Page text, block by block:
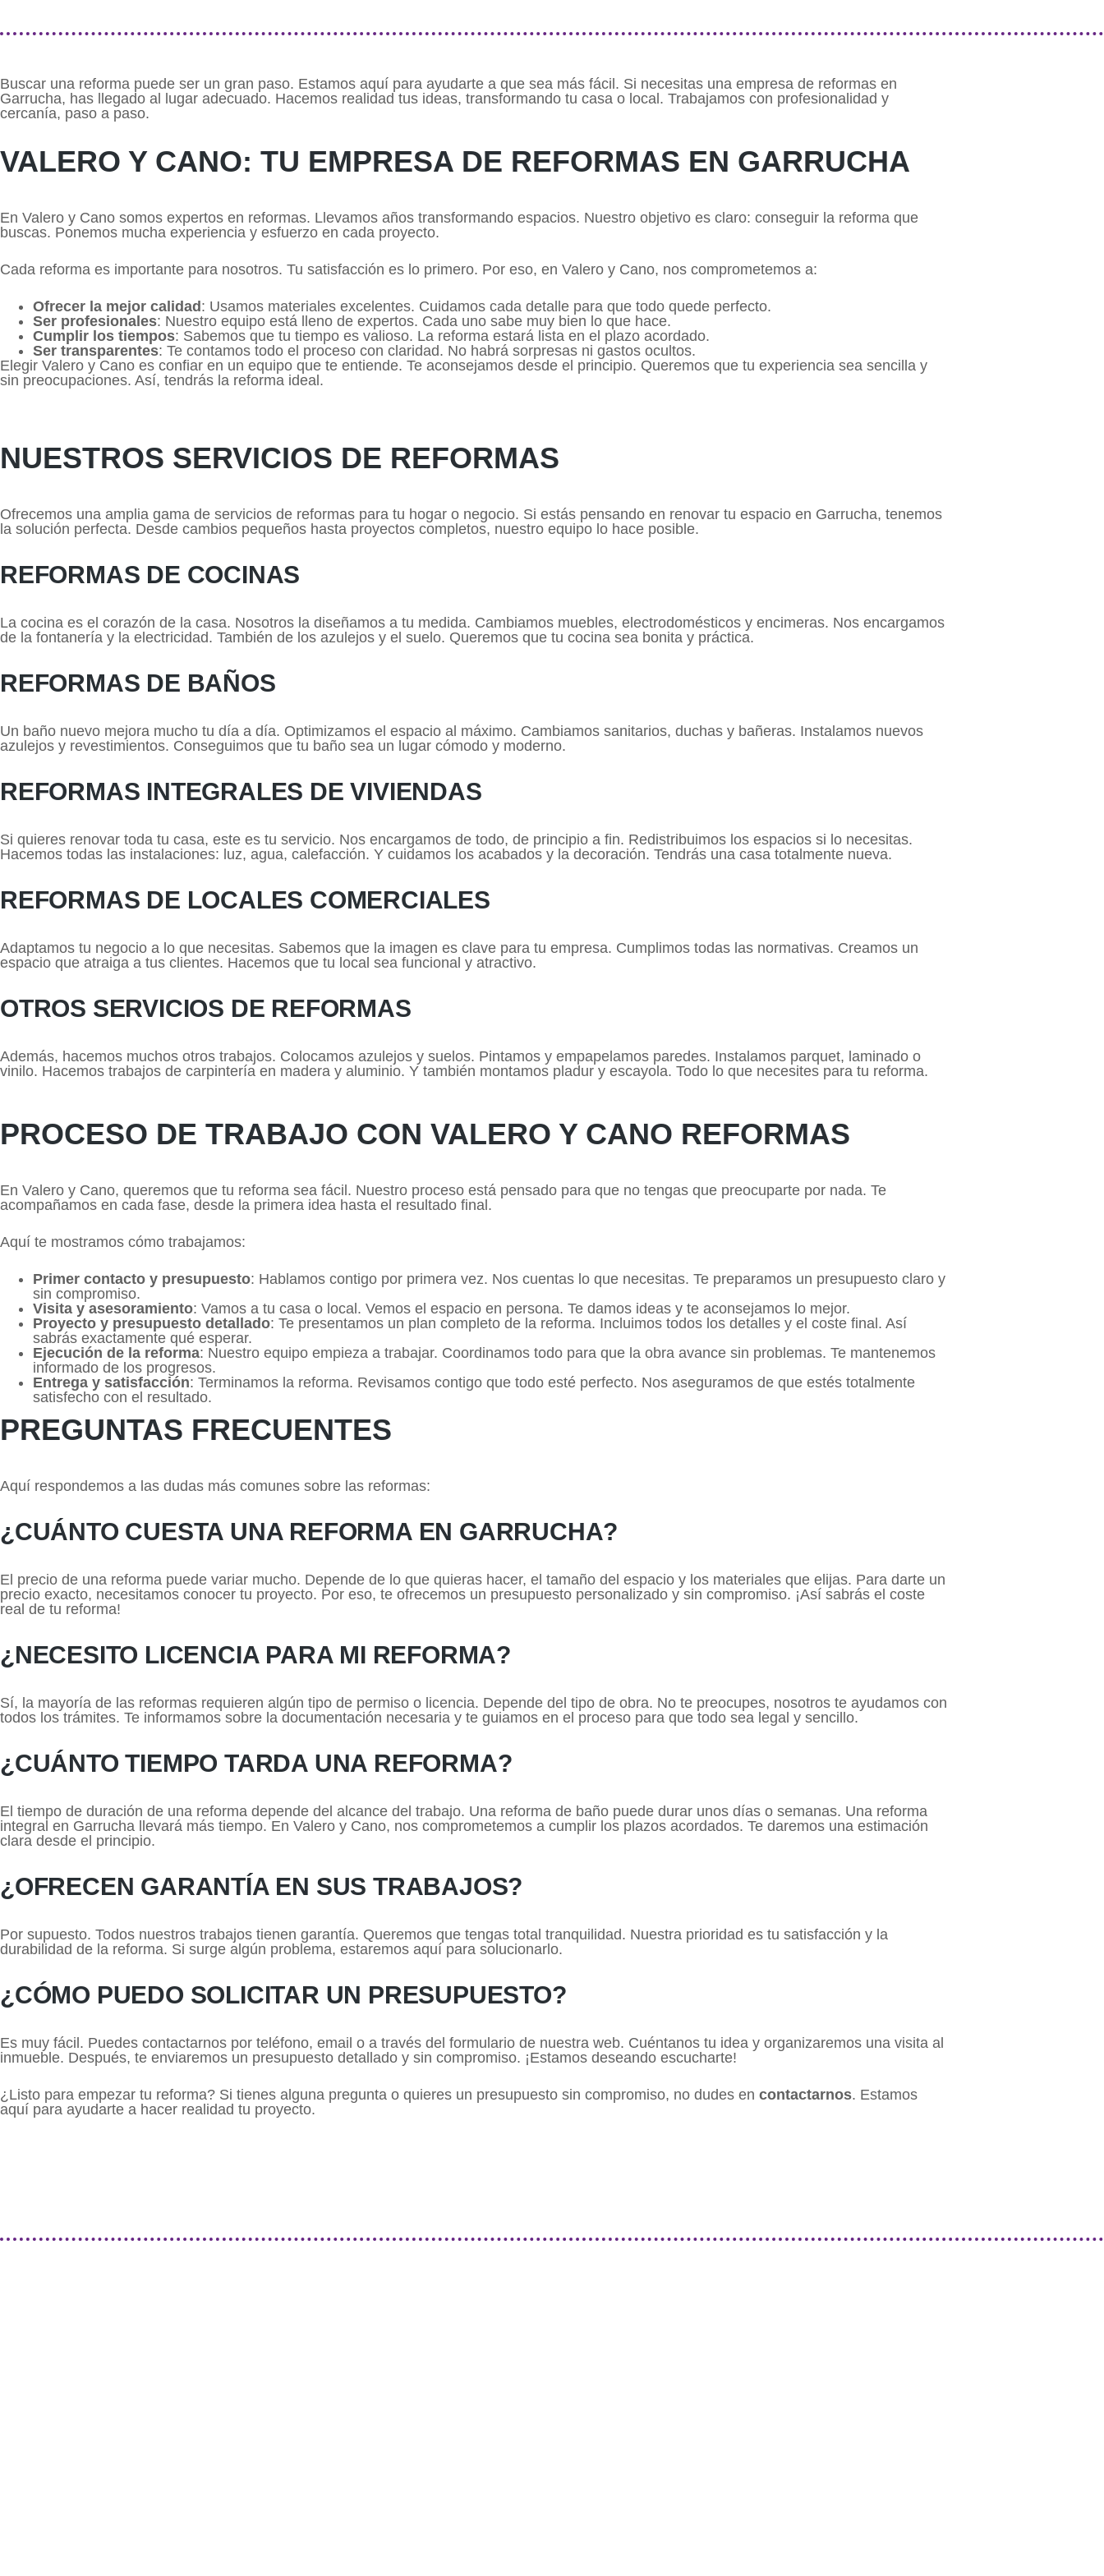
Buscar una reforma puede ser un gran paso. Estamos aquí para ayudarte a que sea más fácil. Si necesitas una empresa de reformas en
Garrucha, has llegado al lugar adecuado. Hacemos realidad tus ideas, transformando tu casa o local. Trabajamos con profesionalidad y
cercanía, paso a paso.
VALERO Y CANO: TU EMPRESA DE REFORMAS EN GARRUCHA
En Valero y Cano somos expertos en reformas. Llevamos años transformando espacios. Nuestro objetivo es claro: conseguir la reforma que
buscas. Ponemos mucha experiencia y esfuerzo en cada proyecto.
Cada reforma es importante para nosotros. Tu satisfacción es lo primero. Por eso, en Valero y Cano, nos comprometemos a:
Ofrecer la mejor calidad : Usamos materiales excelentes. Cuidamos cada detalle para que todo quede perfecto.
Ser profesionales: Nuestro equipo está lleno de expertos. Cada uno sabe muy bien lo que hace.
Cumplir los tiempos: Sabemos que tu tiempo es valioso. La reforma estará lista en el plazo acordado.
Ser transparentes: Te contamos todo el proceso con claridad. No habrá sorpresas ni gastos ocultos.
Elegir Valero y Cano es confiar en un equipo que te entiende. Te aconsejamos desde el principio. Queremos que tu experiencia sea sencilla y
sin preocupaciones. Así, tendrás la reforma ideal.
NUESTROS SERVICIOS DE REFORMAS
Ofrecemos una amplia gama de servicios de reformas para tu hogar o negocio. Si estás pensando en renovar tu espacio en Garrucha, tenemos
la solución perfecta. Desde cambios pequeños hasta proyectos completos, nuestro equipo lo hace posible.
REFORMAS DE COCINAS
La cocina es el corazón de la casa. Nosotros la diseñamos a tu medida. Cambiamos muebles, electrodomésticos y encimeras. Nos encargamos
de la fontanería y la electricidad. También de los azulejos y el suelo. Queremos que tu cocina sea bonita y práctica.
REFORMAS DE BAÑOS
Un baño nuevo mejora mucho tu día a día. Optimizamos el espacio al máximo. Cambiamos sanitarios, duchas y bañeras. Instalamos nuevos
azulejos y revestimientos. Conseguimos que tu baño sea un lugar cómodo y moderno.
REFORMAS INTEGRALES DE VIVIENDAS
Si quieres renovar toda tu casa, este es tu servicio. Nos encargamos de todo, de principio a fin. Redistribuimos los espacios si lo necesitas.
Hacemos todas las instalaciones: luz, agua, calefacción. Y cuidamos los acabados y la decoración. Tendrás una casa totalmente nueva.
REFORMAS DE LOCALES COMERCIALES
Adaptamos tu negocio a lo que necesitas. Sabemos que la imagen es clave para tu empresa. Cumplimos todas las normativas. Creamos un
espacio que atraiga a tus clientes. Hacemos que tu local sea funcional y atractivo.
OTROS SERVICIOS DE REFORMAS
Además, hacemos muchos otros trabajos. Colocamos azulejos y suelos. Pintamos y empapelamos paredes. Instalamos parquet, laminado o
vinilo. Hacemos trabajos de carpintería en madera y aluminio. Y también montamos pladur y escayola. Todo lo que necesites para tu reforma.
PROCESO DE TRABAJO CON VALERO Y CANO REFORMAS
En Valero y Cano, queremos que tu reforma sea fácil. Nuestro proceso está pensado para que no tengas que preocuparte por nada. Te
acompañamos en cada fase, desde la primera idea hasta el resultado final.
Aquí te mostramos cómo trabajamos:
Primer contacto y presupuesto: Hablamos contigo por primera vez. Nos cuentas lo que necesitas. Te preparamos un presupuesto claro y
sin compromiso.
Visita y asesoramiento: Vamos a tu casa o local. Vemos el espacio en persona. Te damos ideas y te aconsejamos lo mejor.
Proyecto y presupuesto detallado: Te presentamos un plan completo de la reforma. Incluimos todos los detalles y el coste final. Así
sabrás exactamente qué esperar.
Ejecución de la reforma: Nuestro equipo empieza a trabajar. Coordinamos todo para que la obra avance sin problemas. Te mantenemos
informado de los progresos.
Entrega y satisfacción: Terminamos la reforma. Revisamos contigo que todo esté perfecto. Nos aseguramos de que estés totalmente
satisfecho con el resultado.
PREGUNTAS FRECUENTES
Aquí respondemos a las dudas más comunes sobre las reformas:
¿CUÁNTO CUESTA UNA REFORMA EN GARRUCHA?
El precio de una reforma puede variar mucho. Depende de lo que quieras hacer, el tamaño del espacio y los materiales que elijas. Para darte un
precio exacto, necesitamos conocer tu proyecto. Por eso, te ofrecemos un presupuesto personalizado y sin compromiso. ¡Así sabrás el coste
real de tu reforma!
¿NECESITO LICENCIA PARA MI REFORMA?
Sí, la mayoría de las reformas requieren algún tipo de permiso o licencia. Depende del tipo de obra. No te preocupes, nosotros te ayudamos con
todos los trámites. Te informamos sobre la documentación necesaria y te guiamos en el proceso para que todo sea legal y sencillo.
¿CUÁNTO TIEMPO TARDA UNA REFORMA?
El tiempo de duración de una reforma depende del alcance del trabajo. Una reforma de baño puede durar unos días o semanas. Una reforma
integral en Garrucha llevará más tiempo. En Valero y Cano, nos comprometemos a cumplir los plazos acordados. Te daremos una estimación
clara desde el principio.
¿OFRECEN GARANTÍA EN SUS TRABAJOS?
Por supuesto. Todos nuestros trabajos tienen garantía. Queremos que tengas total tranquilidad. Nuestra prioridad es tu satisfacción y la
durabilidad de la reforma. Si surge algún problema, estaremos aquí para solucionarlo.
¿CÓMO PUEDO SOLICITAR UN PRESUPUESTO?
Es muy fácil. Puedes contactarnos por teléfono, email o a través del formulario de nuestra web. Cuéntanos tu idea y organizaremos una visita al
inmueble. Después, te enviaremos un presupuesto detallado y sin compromiso. ¡Estamos deseando escucharte!
¿Listo para empezar tu reforma? Si tienes alguna pregunta o quieres un presupuesto sin compromiso, no dudes en contactarnos. Estamos
aquí para ayudarte a hacer realidad tu proyecto.